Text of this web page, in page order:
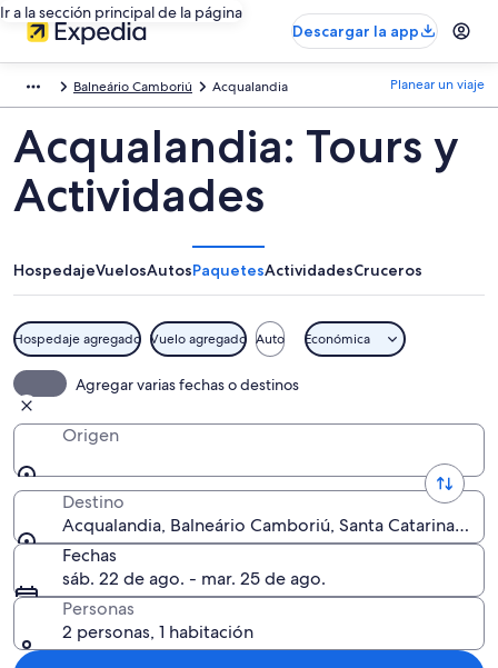
Ir a la sección principal de la página
Descargar la app
Balneário Camboriú Acqualandia Planear un viaje
Acqualandia: Tours y
Actividades
HospedajeVuelosAutosPaquetesActividadesCruceros
Hospedaje agregado Vuelo agregado Auto Económica
Agregar varias fechas o destinos
Origen
Destino
Acqualandia, Balneário Camboriú, Santa Catarina,
Fechas
sáb. 22 de ago. - mar. 25 de ago.
Personas
2 personas, 1 habitación